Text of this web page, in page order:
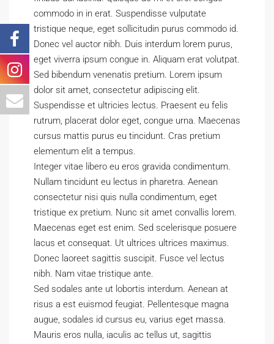
commodo in in erat. Suspendisse vulputate
tristique neque, eget sollicitudin purus commodo id.
Donec vel auctor nibh. Duis interdum lorem purus,
eget viverra ipsum congue in. Aliquam erat volutpat.
Sed bibendum venenatis pretium. Lorem ipsum
dolor sit amet, consectetur adipiscing elit.
Suspendisse et ultricies lectus. Praesent eu felis
rutrum, placerat dolor eget, congue urna. Maecenas
cursus mattis purus eu tincidunt. Cras pretium
elementum elit a tempus.
Integer vitae libero eu eros gravida condimentum.
Nullam tincidunt eu lectus in pharetra. Aenean
consectetur nisi quis nulla condimentum, eget
tristique ex pretium. Nunc sit amet convallis lorem.
Maecenas eget est enim. Sed scelerisque posuere
lacus et consequat. Ut ultrices ultrices maximus.
Donec laoreet sagittis suscipit. Fusce vel lectus
nibh. Nam vitae tristique ante.
Sed sodales ante ut lobortis interdum. Aenean at
risus a est euismod feugiat. Pellentesque magna
augue, sodales id cursus eu, varius eget massa.
Mauris eros nulla, iaculis ac tellus ut, sagittis